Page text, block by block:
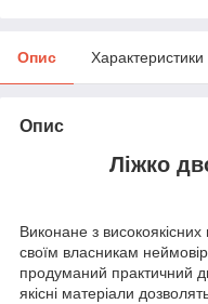
Опис Характеристики
Опис
Ліжко
Виконане з
своїм власникам
продуманий практичний
якісні матеріали